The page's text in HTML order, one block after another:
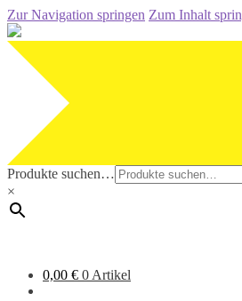
Zur Navigation springen Zum Inhalt
Produkte suchen…
×
0,00 € 0 Artikel